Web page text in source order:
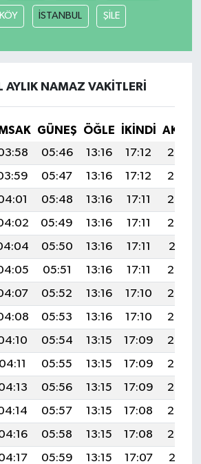
İSTANBUL ŞİLE
AYLIK NAMAZ VAKITLERI
GÜNEŞ ÖĞLE İKINDI
05:46 13:16 17:12
20:35
05:47 13:16 17:12
20:34
05:48 13:16 17:11
20:33
05:49 13:16 17:11
20:32
05:50 13:16 17:11
20:31
05:51 13:16 17:11
20:30
05:52 13:16 17:10
20:29
05:53 13:16 17:10
20:28
05:54 13:15 17:09
20:27
04:11 05:55 13:15 17:09
20:26
05:56 13:15 17:09
20:25
05:57 13:15 17:08
20:24
05:58 13:15 17:08
20:23
05:59 13:15 17:07
20:21